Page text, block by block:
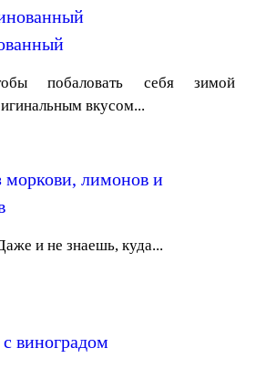
побаловать себя зимой
вкусом...
моркови, лимонов и
и не знаешь, куда...
виноградом